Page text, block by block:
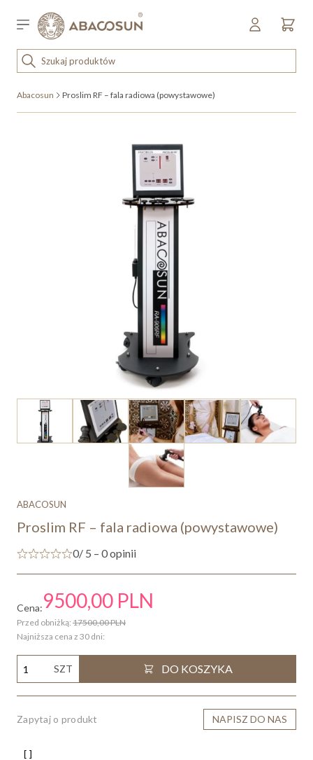
Sklep detaliczny
OUTLET
KOSMETYKI
Abacosun Proslim RF – fala radiowa (powystawowe)
ABACOSUN
Proslim RF – fala radiowa (powystawowe)
0/ 5 – 0 opinii
Cena:9500,00 PLN
Przed obniżką: 17500,00PLN
Najniższa cena z 30 dni:
SZT DO KOSZYKA
Zapytaj o produkt NAPISZ DO NAS